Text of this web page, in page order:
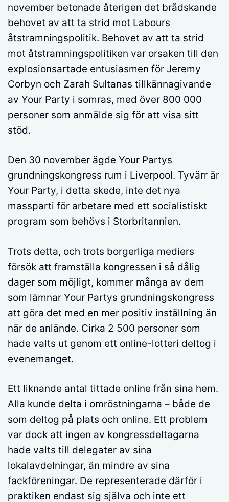
november betonade återigen det brådskande
behovet av att ta strid mot Labours
åtstramningspolitik. Behovet av att ta strid
mot åtstramningspolitiken var orsaken till den
explosionsartade entusiasmen för Jeremy
Corbyn och Zarah Sultanas tillkännagivande
av Your Party i somras, med över 800 000
personer som anmälde sig för att visa sitt
stöd.
Den 30 november ägde Your Partys
grundningskongress rum i Liverpool. Tyvärr är
Your Party, i detta skede, inte det nya
massparti för arbetare med ett socialistiskt
program som behövs i Storbritannien.
Trots detta, och trots borgerliga mediers
försök att framställa kongressen i så dålig
dager som möjligt, kommer många av dem
som lämnar Your Partys grundningskongress
att göra det med en mer positiv inställning än
när de anlände. Cirka 2 500 personer som
hade valts ut genom ett online-lotteri deltog i
evenemanget.
Ett liknande antal tittade online från sina hem.
Alla kunde delta i omröstningarna – både de
som deltog på plats och online. Ett problem
var dock att ingen av kongressdeltagarna
hade valts till delegater av sina
lokalavdelningar, än mindre av sina
fackföreningar. De representerade därför i
praktiken endast sig själva och inte ett